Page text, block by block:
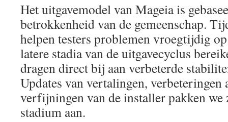
Het uitgavemodel van Mageia is
betrokkenheid van de gemeenschap.
helpen testers problemen vroegtijdig
latere stadia van de uitgavecyclus
dragen direct bij aan verbeterde
Updates van vertalingen, verbeteringen
verfijningen van de installer pakken we
stadium aan.